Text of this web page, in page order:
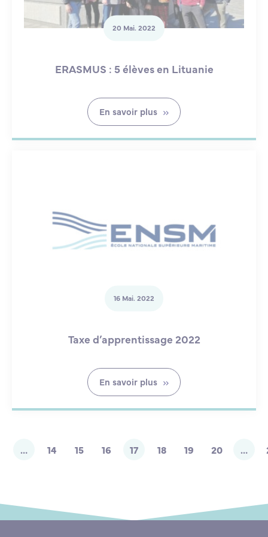
20 Mai. 2022
ERASMUS : 5 élèves en Lituanie
En savoir plus
16 Mai. 2022
Taxe d’apprentissage 2022
En savoir plus
… 14 15 16 17 18 19 20 …